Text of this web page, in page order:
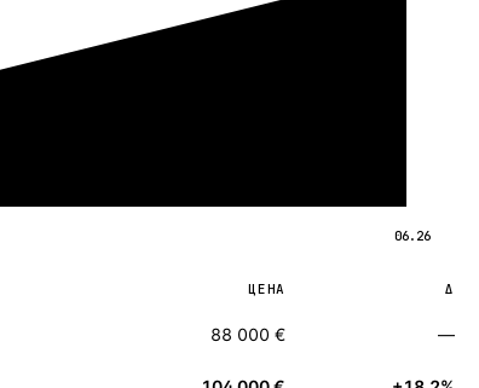
06.26
ЦЕНА Δ
88 000 € —